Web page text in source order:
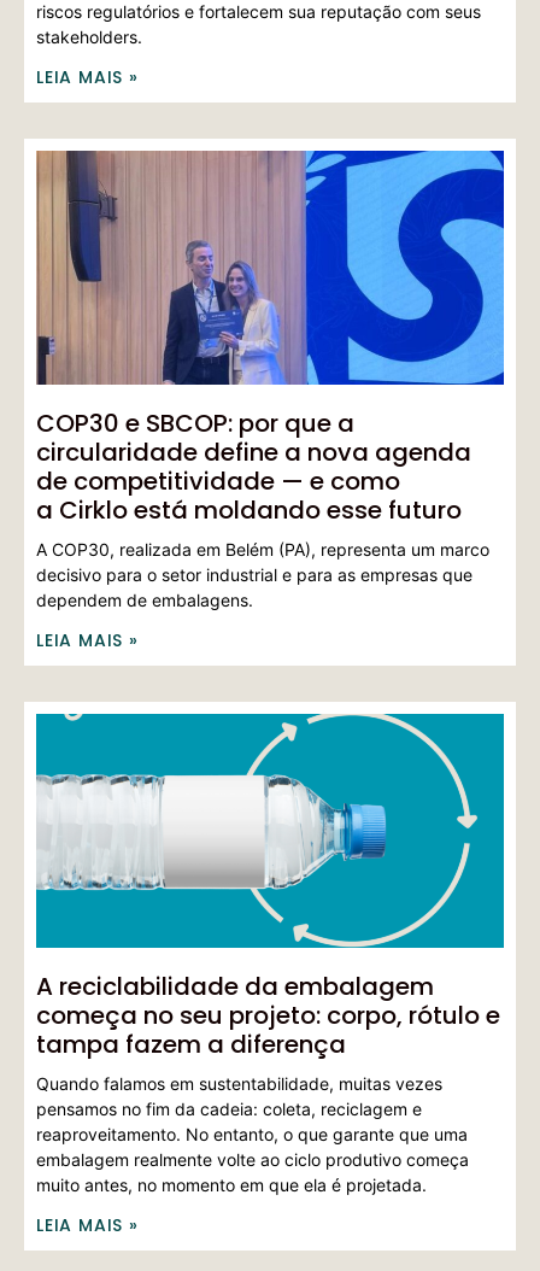
riscos regulatórios e fortalecem sua reputação com seus
stakeholders.
LEIA MAIS »
COP30 e SBCOP: por que a
circularidade define a nova agenda
de competitividade — e como
a Cirklo está moldando esse futuro
A COP30, realizada em Belém (PA), representa um marco
decisivo para o setor industrial e para as empresas que
dependem de embalagens.
LEIA MAIS »
A reciclabilidade da embalagem
começa no seu projeto: corpo, rótulo e
tampa fazem a diferença
Quando falamos em sustentabilidade, muitas vezes
pensamos no fim da cadeia: coleta, reciclagem e
reaproveitamento. No entanto, o que garante que uma
embalagem realmente volte ao ciclo produtivo começa
muito antes, no momento em que ela é projetada.
LEIA MAIS »